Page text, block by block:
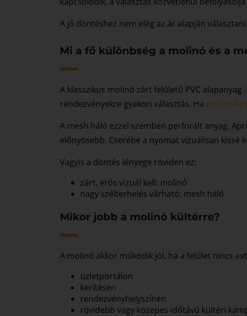
A jó döntéshez nem elég az ár alapján
Mi a fő különbség a molinó és a
A klasszikus molinó zárt felületű PVC
rendezvényekre gyakori választás. Ha molinó
A mesh háló ezzel szemben perforált anyag.
előnyösebb. Cserébe a nyomat vizuálisan kissé
Vagyis a döntés lényege röviden ez:
zárt, erős vizuál kell: molinó
nagy szélterhelés várható: mesh háló
Mikor jobb a molinó kültérre?
A molinó akkor működik jól, ha a felület nincs
üzletportálon
kerítésen
rendezvényhelyszínen
rövidebb vagy közepes időtávú kültéri